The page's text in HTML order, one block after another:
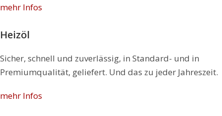
mehr Infos
Heizöl
Sicher, schnell und zuverlässig, in Standard- und in
Premiumqualität, geliefert. Und das zu jeder Jahreszeit.
mehr Infos